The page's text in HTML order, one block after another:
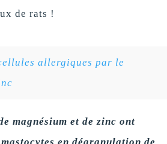
de rats !
allergiques par le
magnésium et de zinc ont